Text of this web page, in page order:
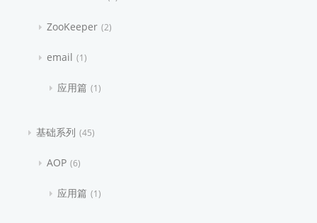
ZooKeeper 2
email 1
应用篇 1
基础系列 45
AOP 6
应用篇 1